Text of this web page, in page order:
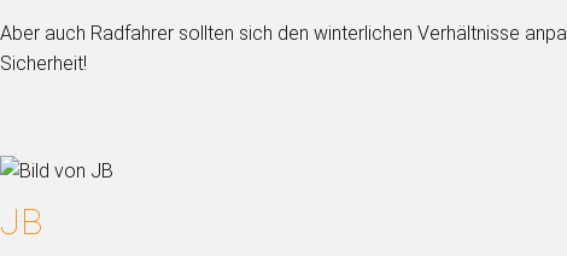
Aber auch Radfahrer sollten sich den winterlichen Verhältnisse
Sicherheit!
JB